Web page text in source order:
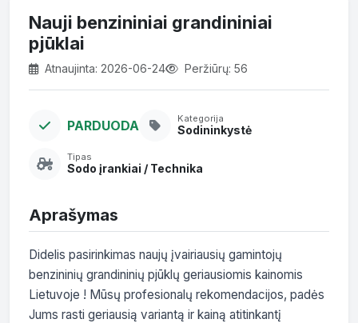
Nauji benzininiai grandininiai
pjūklai
Atnaujinta: 2026-06-24 Peržiūrų: 56
PARDUODA Kategorija
Sodininkystė
Tipas
Sodo įrankiai / Technika
Aprašymas
Didelis pasirinkimas naujų įvairiausių gamintojų
benzininių grandininių pjūklų geriausiomis kainomis
Lietuvoje ! Mūsų profesionalų rekomendacijos, padės
Jums rasti geriausią variantą ir kainą atitinkantį